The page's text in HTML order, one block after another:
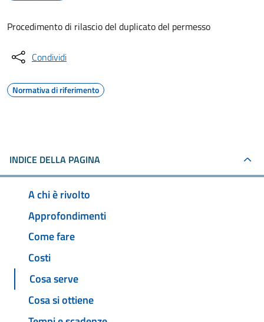
Procedimento di rilascio del duplicato del permesso
Condividi
Normativa di riferimento
INDICE DELLA PAGINA
A chi è rivolto
Approfondimenti
Come fare
Costi
Cosa serve
Cosa si ottiene